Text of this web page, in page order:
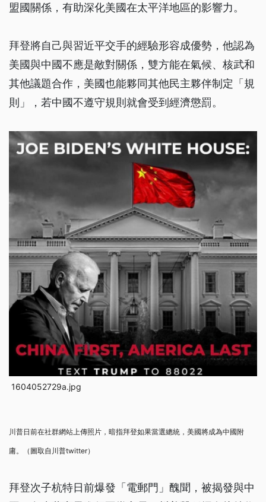
盟國關係，有助深化美國在太平洋地區的影響力。
拜登將自己與習近平交手的經驗形容成優勢，他認為
美國與中國不應是敵對關係，雙方能在氣候、核武和
其他議題合作，美國也能夥同其他民主夥伴制定「規
則」，若中國不遵守規則就會受到經濟懲罰。
1604052729a.jpg
川普日前在社群網站上傳照片，暗指拜登如果當選總統，美國將成為中國附
庸。（圖取自川普twitter）
拜登次子杭特日前爆發「電郵門」醜聞，被揭發與中